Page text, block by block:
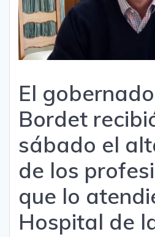
El
Bordet
sábado el
de los
que lo
Hospital de